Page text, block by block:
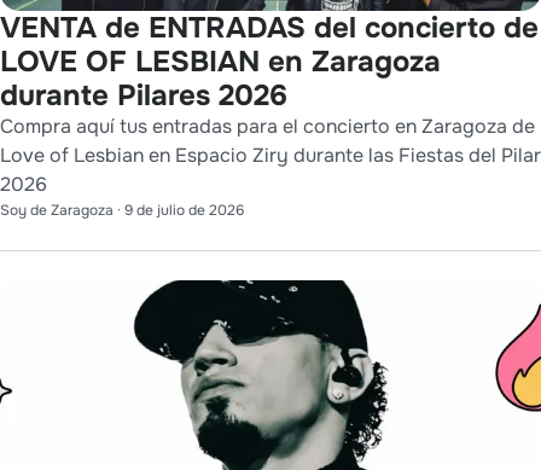
VENTA de ENTRADAS del concierto de
LOVE OF LESBIAN en Zaragoza
durante Pilares 2026
Compra aquí tus entradas para el concierto en Zaragoza de
Love of Lesbian en Espacio Ziry durante las Fiestas del Pilar
2026
Soy de Zaragoza · 9 de julio de 2026